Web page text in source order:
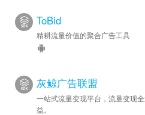
ToBid
精耕流量价值的聚合广告工具
灰鲸广告联盟
一站式流量变现平台，流量变现
益。